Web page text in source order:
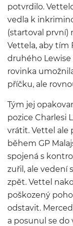
potvrdilo.
vedla k
(startoval první)
Vettela, aby tím
druhého
rovinka
příčku, ale
Tým jej
pozice Charlesi
vrátit. Vettel ale
během GP
spojená s
zuřil, ale vedení
zpět. Vettel
poškozený
odstavit.
a posunul se do